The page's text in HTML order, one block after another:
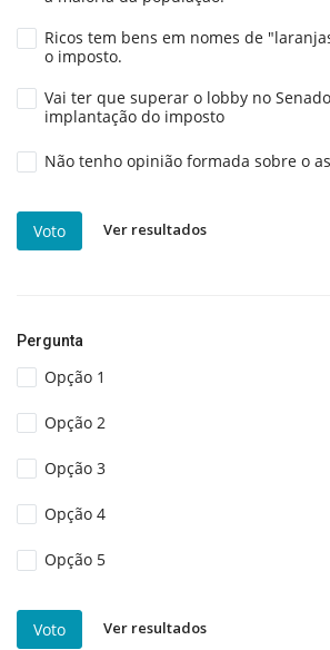
Ricos tem bens em nomes de
o imposto.
Vai ter que superar o lobby no
implantação do imposto
Não tenho opinião formada sobre o
Voto Ver resultados
Pergunta
Opção 1
Opção 2
Opção 3
Opção 4
Opção 5
Voto Ver resultados